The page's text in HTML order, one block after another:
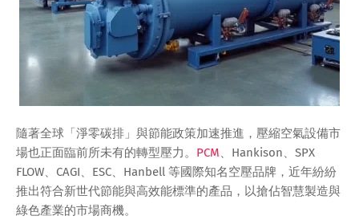
隨著全球「淨零碳排」與節能政策加速推進，壓縮空氣設備市
場也正面臨前所未有的轉型壓力。 PCM、Hankison、SPX
FLOW、CAGI、ESC、Hanbell 等國際知名空壓品牌，近年紛紛
推出符合新世代節能與高效能標準的產品，以搶佔智慧製造與
綠色產業的市場商機。